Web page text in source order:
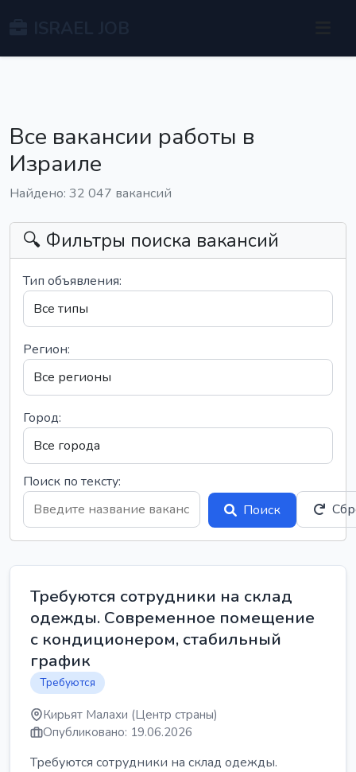
Все вакансии работы в
Израиле
Найдено: 32 047 вакансий
🔍 Фильтры поиска вакансий
Тип объявления:
Регион:
Город:
Поиск по тексту:
Поиск
Требуются сотрудники на склад
одежды. Современное помещение
с кондиционером, стабильный
график
Требуются
Кирьят Малахи (Центр страны)
Опубликовано: 19.06.2026
Требуются сотрудники на склад одежды.